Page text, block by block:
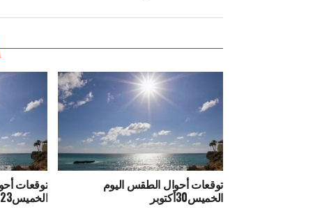
توقعات أحوال الطقس اليوم
الخميس30أكتوبر
توقعات
الخميس23 أكتوبر